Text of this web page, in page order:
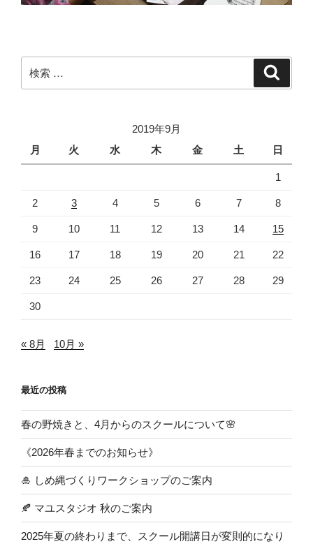
索:
2019年9月
月
火 水 木 金 土 日
1
2 3 4 5 6 7 8
9 10 11 12 13 14 15
16 17 18 19 20 21 22
23 24 25 26 27 28 29
30
« 8月 10月 »
最近の投稿
春の野焼きと、4月からのスクールについて🌸
《2026年春までのお知らせ》
🎍 しめ縄づくりワークショップのご案内
🍂 マユスタジオ 秋のご案内
2025年夏の終わりまで、スクール開講日が変則的になり